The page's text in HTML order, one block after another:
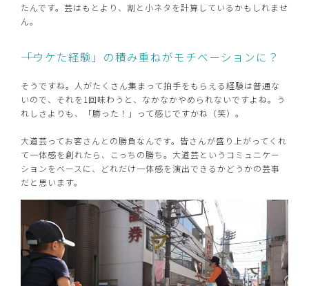
たんです。芸はもとより、割と小ネタを計算しているかもしれませ
ん。
――「ウケた経験」の積み重ねがモチベーションに？
そうですね。人がたくさん集まって拍手をもらえる経験は普通な
いので、それを1回味わうと、なかなかやめられないですよね。う
れしさよりも、「勝った！」って感じですかね（笑）。
大道芸ってお客さんとの勝負なんです。皆さんが盛り上がってくれ
て一体感を創れたら、こっちの勝ち。大道芸というコミュニケー
ションをベースに、どれだけ一体感を演出できるかどうかの芸事
だと思います。